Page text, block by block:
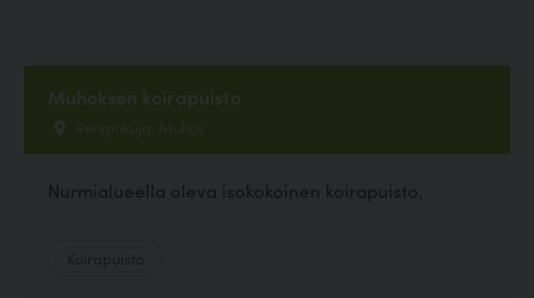
Muhoksen koirapuisto
Renginkuja, Muhos
Nurmialueella oleva isokokoinen koirapuisto.